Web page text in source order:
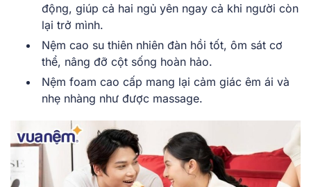
động, giúp cả hai ngủ yên ngay cả khi người còn
lại trở mình.
Nệm cao su thiên nhiên đàn hồi tốt, ôm sát cơ
thể, nâng đỡ cột sống hoàn hảo.
Nệm foam cao cấp mang lại cảm giác êm ái và
nhẹ nhàng như được massage.